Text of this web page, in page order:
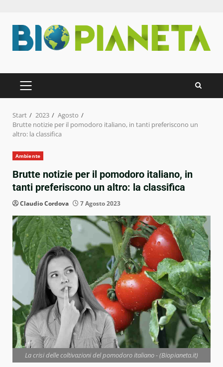
Inhalt
springen
PRIMÄRES
MENÜ
Start 2023
Agosto
Brutte notizie per il pomodoro italiano, in tanti preferiscono un
altro: la classifica
Ambiente
Brutte notizie per il pomodoro italiano, in
tanti preferiscono un altro: la classifica
Claudio Cordova 7 Agosto 2023
La crisi delle coltivazioni del pomodoro italiano - (Biopianeta.it)